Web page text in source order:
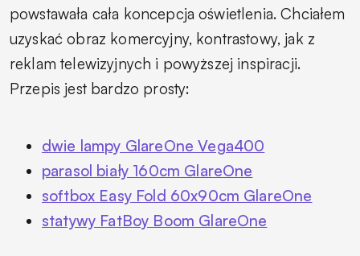
powstawała cała koncepcja oświetlenia. Chciałem
uzyskać obraz komercyjny, kontrastowy, jak z
reklam telewizyjnych i powyższej inspiracji.
Przepis jest bardzo prosty:
dwie lampy GlareOne Vega400
parasol biały 160cm GlareOne
softbox Easy Fold 60x90cm GlareOne
statywy FatBoy Boom GlareOne